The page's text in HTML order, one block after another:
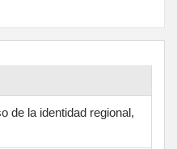
de la identidad regional,